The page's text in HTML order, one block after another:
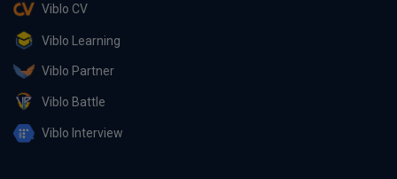
Viblo CV
Viblo Learning
Viblo Partner
Viblo Battle
Viblo Interview